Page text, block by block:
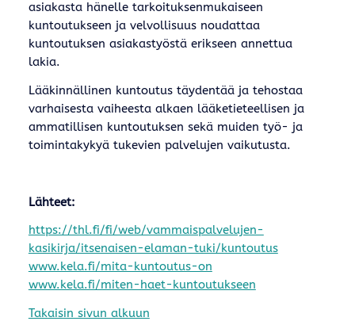
asiakasta hänelle tarkoituksenmukaiseen
kuntoutukseen ja velvollisuus noudattaa
kuntoutuksen asiakastyöstä erikseen annettua
lakia.
Lääkinnällinen kuntoutus täydentää ja tehostaa
varhaisesta vaiheesta alkaen lääketieteellisen ja
ammatillisen kuntoutuksen sekä muiden työ- ja
toimintakykyä tukevien palvelujen vaikutusta.
Lähteet:
https://thl.fi/fi/web/vammaispalvelujen-
kasikirja/itsenaisen-elaman-tuki/kuntoutus
www.kela.fi/mita-kuntoutus-on
www.kela.fi/miten-haet-kuntoutukseen
Takaisin sivun alkuun